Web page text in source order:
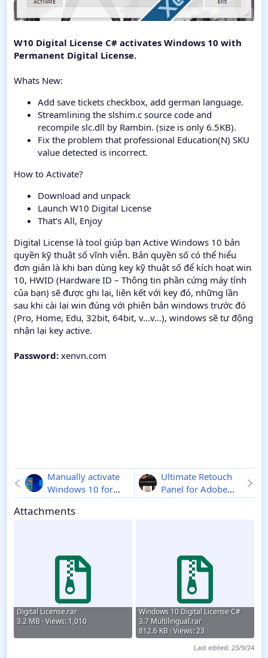
W10 Digital License C# activates Windows 10 with
Permanent Digital License.
Whats New:
Add save tickets checkbox, add german language.
Streamlining the slshim.c source code and
recompile slc.dll by Rambin. (size is only 6.5KB).
Fix the problem that professional Education(N) SKU
value detected is incorrect.
How to Activate?
Download and unpack
Launch W10 Digital License
That’s All, Enjoy
Digital License là tool giúp bạn Active Windows 10 bản
quyền kỹ thuật số vĩnh viễn. Bản quyền số có thể hiểu
đơn giản là khi bạn dùng key kỹ thuật số để kích hoạt win
10, HWID (Hardware ID – Thông tin phần cứng máy tính
của bạn) sẽ được ghi lại, liên kết với key đó, những lần
sau khi cài lại win đúng với phiên bản windows trước đó
(Pro, Home, Edu, 32bit, 64bit, v…v…), windows sẽ tự động
nhận lại key active.
Password: xenvn.com
Manually activate
Windows 10 for
Free
Ultimate Retouch
Panel for Adobe
Photoshop CC
Attachments
Digital License.rar
3.2 MB · Views: 1,010
Windows 10 Digital License C#
3.7 Multilingual.rar
812.6 KB · Views: 23
Last edited: 23/9/24